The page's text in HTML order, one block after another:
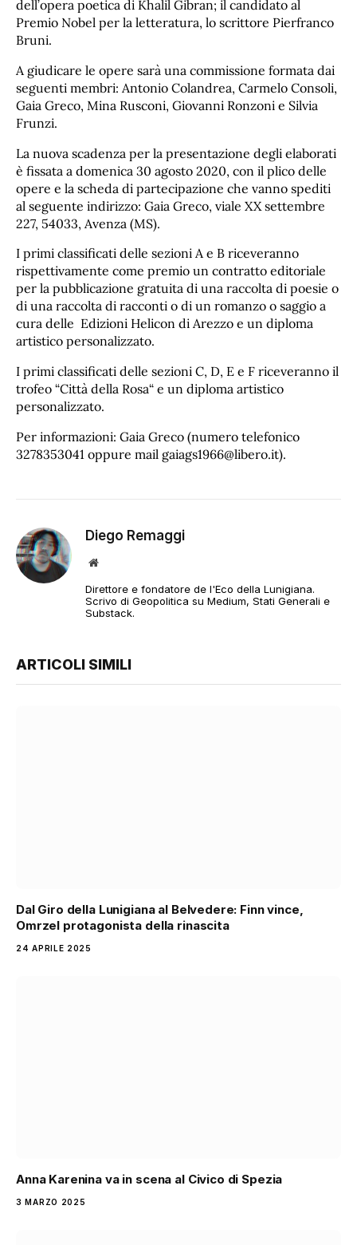
dell’opera poetica di Khalil Gibran; il candidato al
Premio Nobel per la letteratura, lo scrittore Pierfranco
Bruni.
A giudicare le opere sarà una commissione formata dai
seguenti membri: Antonio Colandrea, Carmelo Consoli,
Gaia Greco, Mina Rusconi, Giovanni Ronzoni e Silvia
Frunzi.
La nuova scadenza per la presentazione degli elaborati
è fissata a domenica 30 agosto 2020, con il plico delle
opere e la scheda di partecipazione che vanno spediti
al seguente indirizzo: Gaia Greco, viale XX settembre
227, 54033, Avenza (MS).
I primi classificati delle sezioni A e B riceveranno
rispettivamente come premio un contratto editoriale
per la pubblicazione gratuita di una raccolta di poesie o
di una raccolta di racconti o di un romanzo o saggio a
cura delle Edizioni Helicon di Arezzo e un diploma
artistico personalizzato.
I primi classificati delle sezioni C, D, E e F riceveranno il
trofeo “Città della Rosa“ e un diploma artistico
personalizzato.
Per informazioni: Gaia Greco (numero telefonico
3278353041 oppure mail gaiags1966@libero.it).
Diego Remaggi
Sito
Direttore e fondatore de l'Eco della Lunigiana.
Scrivo di Geopolitica su Medium, Stati Generali e
Substack.
ARTICOLI SIMILI
Dal Giro della Lunigiana al Belvedere: Finn vince,
Omrzel protagonista della rinascita
24 APRILE 2025
Anna Karenina va in scena al Civico di Spezia
3 MARZO 2025